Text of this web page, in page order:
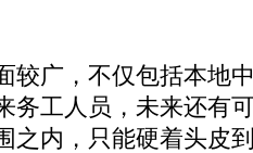
广，不仅包括本地
务工人员，未来还有
之内，只能硬着头皮